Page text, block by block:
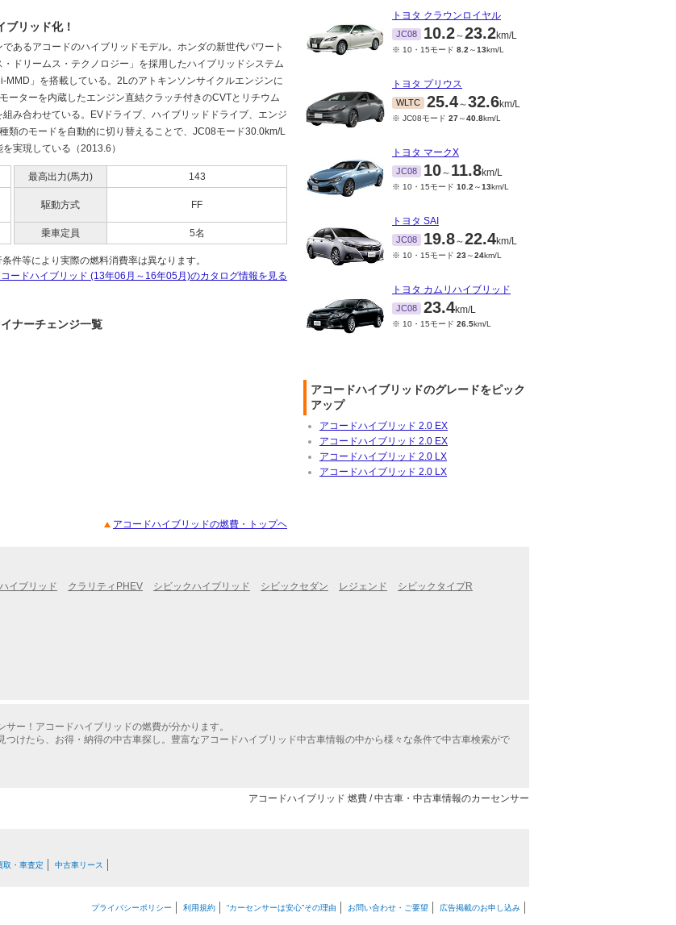
ブリッド化！
あるアコードのハイブリッドモデル。ホンダの新世代パワート
・ドリームス・テクノロジー」を採用したハイブリッドシステム
i-MMD」を搭載している。2Lのアトキンソンサイクルエンジンに
ーターを内蔵したエンジン直結クラッチ付きのCVTとリチウム
組み合わせている。EVドライブ、ハイブリッドドライブ、エンジ
類のモードを自動的に切り替えることで、JC08モード30.0km/L
実現している（2013.6）
最高出力(馬力)
143
駆動方式 FF
乗車定員 5名
件等により実際の燃料消費率は異なります。
ードハイブリッド (13年06月～16年05月)のカタログ情報を見る
ナーチェンジ一覧
アコードハイブリッドの燃費・トップヘ
トヨタ クラウンロイヤル
JC08 10.2～23.2km/L
※ 10・15モード 8.2 ～13km/L
トヨタ プリウス
WLTC 25.4～32.6km/L
※ JC08モード 27～40.8km/L
トヨタ マークX
JC08 10～ 11.8km/L
※ 10・15モード 10.2 ～13km/L
トヨタ SAI
JC08 19.8～22.4km/L
※ 10・15モード 23～24km/L
トヨタ カムリハイブリッド
JC08 23.4km/L
※ 10・15モード 26.5km/L
アコードハイブリッドのグレードをピック
アップ
アコードハイブリッド 2.0 EX
アコードハイブリッド 2.0 EX
アコードハイブリッド 2.0 LX
アコードハイブリッド 2.0 LX
イブリッド クラリティPHEV シビックハイブリッド シビックセダン レジェンド
シビックタイプR
ー！アコードハイブリッドの燃費が分かります。
けたら、お得・納得の中古車探し。豊富なアコードハイブリッド中古車情報の中から様々な条件で中古車検索がで
アコードハイブリッド 燃費 / 中古車・中古車情報のカーセンサー
取・車査定 中古車リース
プライバシーポリシー 利用規約 “カーセンサーは安心”その理由 お問い合わせ・ご要望 広告掲載のお申し込み